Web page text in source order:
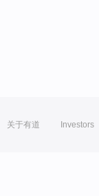
关于有道 Investors